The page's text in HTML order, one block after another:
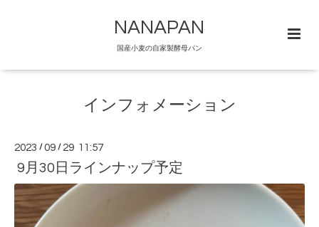
NANAPAN
国産小麦の自家製酵母パン
インフォメーション
2023 /09 / 29 11:57
9月30日ラインナップ予定